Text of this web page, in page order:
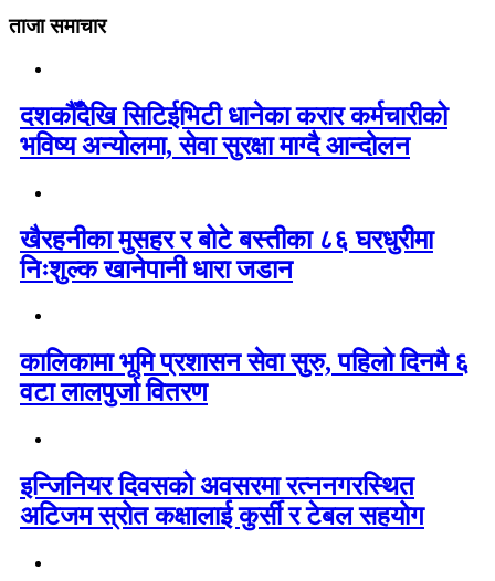
ताजा समाचार
दशकौँदेखि सिटिईभिटी धानेका करार कर्मचारीको
भविष्य अन्योलमा, सेवा सुरक्षा माग्दै आन्दोलन
खैरहनीका मुसहर र बोटे बस्तीका ८६ घरधुरीमा
निःशुल्क खानेपानी धारा जडान
कालिकामा भूमि प्रशासन सेवा सुरु, पहिलो दिनमै ६
वटा लालपुर्जा वितरण
इन्जिनियर दिवसको अवसरमा रत्ननगरस्थित
अटिजम स्रोत कक्षालाई कुर्सी र टेबल सहयोग